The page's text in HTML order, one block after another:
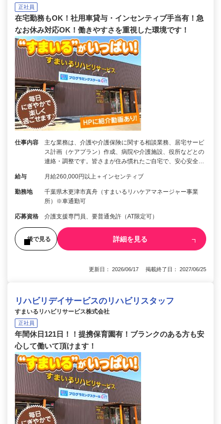
正社員
在宅勤務もOK！社用車貸与・インセンティブ手当有！急
なお休み対応OK！働きやすさを重視した環境です！
仕事内容
主な業務は、介護や介護保険に関する相談業務、居宅サービ
ス計画（ケアプラン）作成、病院や介護施設、役所などとの
連絡・調整です。皆さまが住み慣れたご自宅で、安心安全…
給与 月給260,000円以上＋インセンティブ
勤務地
千葉県木更津市真舟（すまいるリハケアマネージャー事業
所）※車通勤可
応募資格 介護支援専門員、要普通免許（AT限定可）
後で見る 詳細を見る
更新日： 2026/06/17 掲載終了日： 2027/06/25
リハビリデイサービスのリハビリスタッフ
すまいるリハビリサービス株式会社
正社員
年間休日121日！！提携保育園有！ブランクのある方も安
心して働いて頂けます！